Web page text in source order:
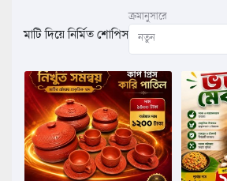
মাটি দিয়ে নির্মিত শোপিস
ক্রমানুসারে
নতুন